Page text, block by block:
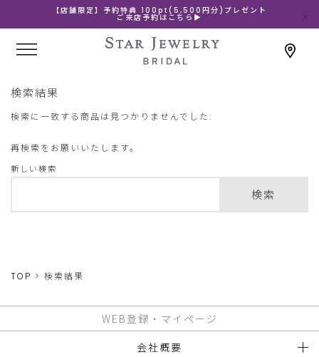
【店舗限定】予約特典 100pt(5,500円分)プレゼント
ご来店予約はこちら▶
検索結果
検索に一致する商品は見つかりませんでした:
再検索をお願いいたします。
新しい検索
検索
TOP 検索結果
WEB登録・マイページ
会社概要